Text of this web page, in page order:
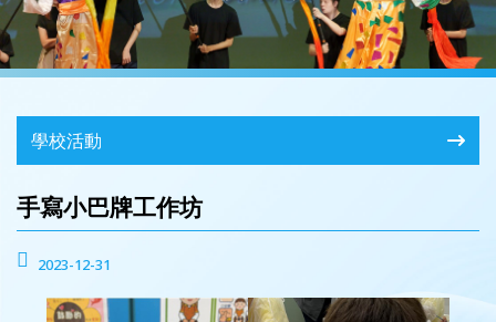
學校活動
手寫小巴牌工作坊
2023-12-31